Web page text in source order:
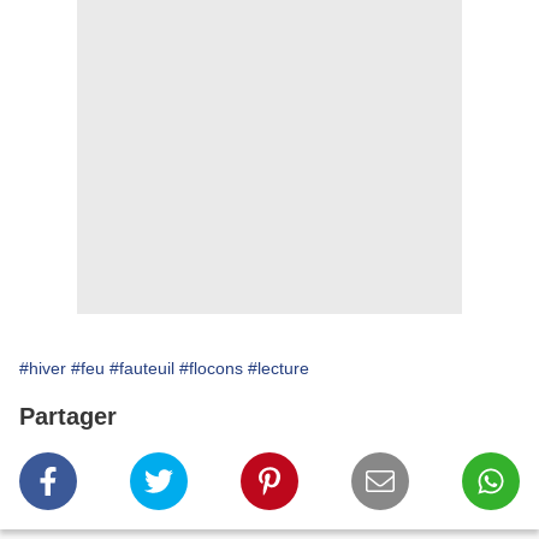
#hiver #feu #fauteuil #flocons #lecture
Partager